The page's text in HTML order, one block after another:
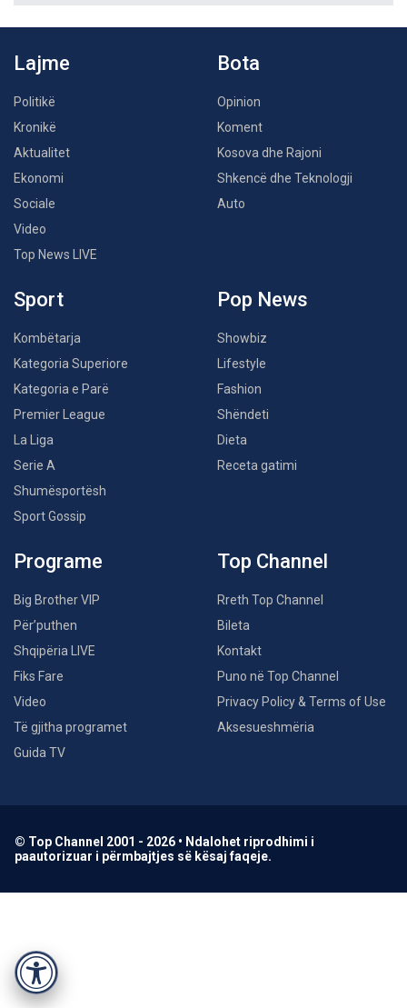
Accessibility
Lajme
Politikë
Kronikë
Aktualitet
Ekonomi
Sociale
Video
Top News LIVE
Bota
Opinion
Koment
Kosova dhe Rajoni
Shkencë dhe Teknologji
Auto
Sport
Kombëtarja
Kategoria Superiore
Kategoria e Parë
Premier League
La Liga
Serie A
Shumësportësh
Sport Gossip
Pop News
Showbiz
Lifestyle
Fashion
Shëndeti
Dieta
Receta gatimi
Programe
Big Brother VIP
Për’puthen
Shqipëria LIVE
Fiks Fare
Video
Të gjitha programet
Guida TV
Top Channel
Rreth Top Channel
Bileta
Kontakt
Puno në Top Channel
Privacy Policy & Terms of Use
Aksesueshmëria
© Top Channel 2001 - 2026 • Ndalohet riprodhimi i
paautorizuar i përmbajtjes së kësaj faqeje.